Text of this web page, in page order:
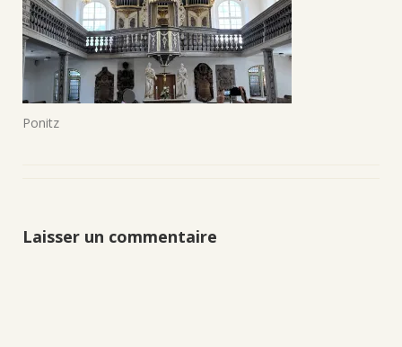
Ponitz
Laisser un commentaire